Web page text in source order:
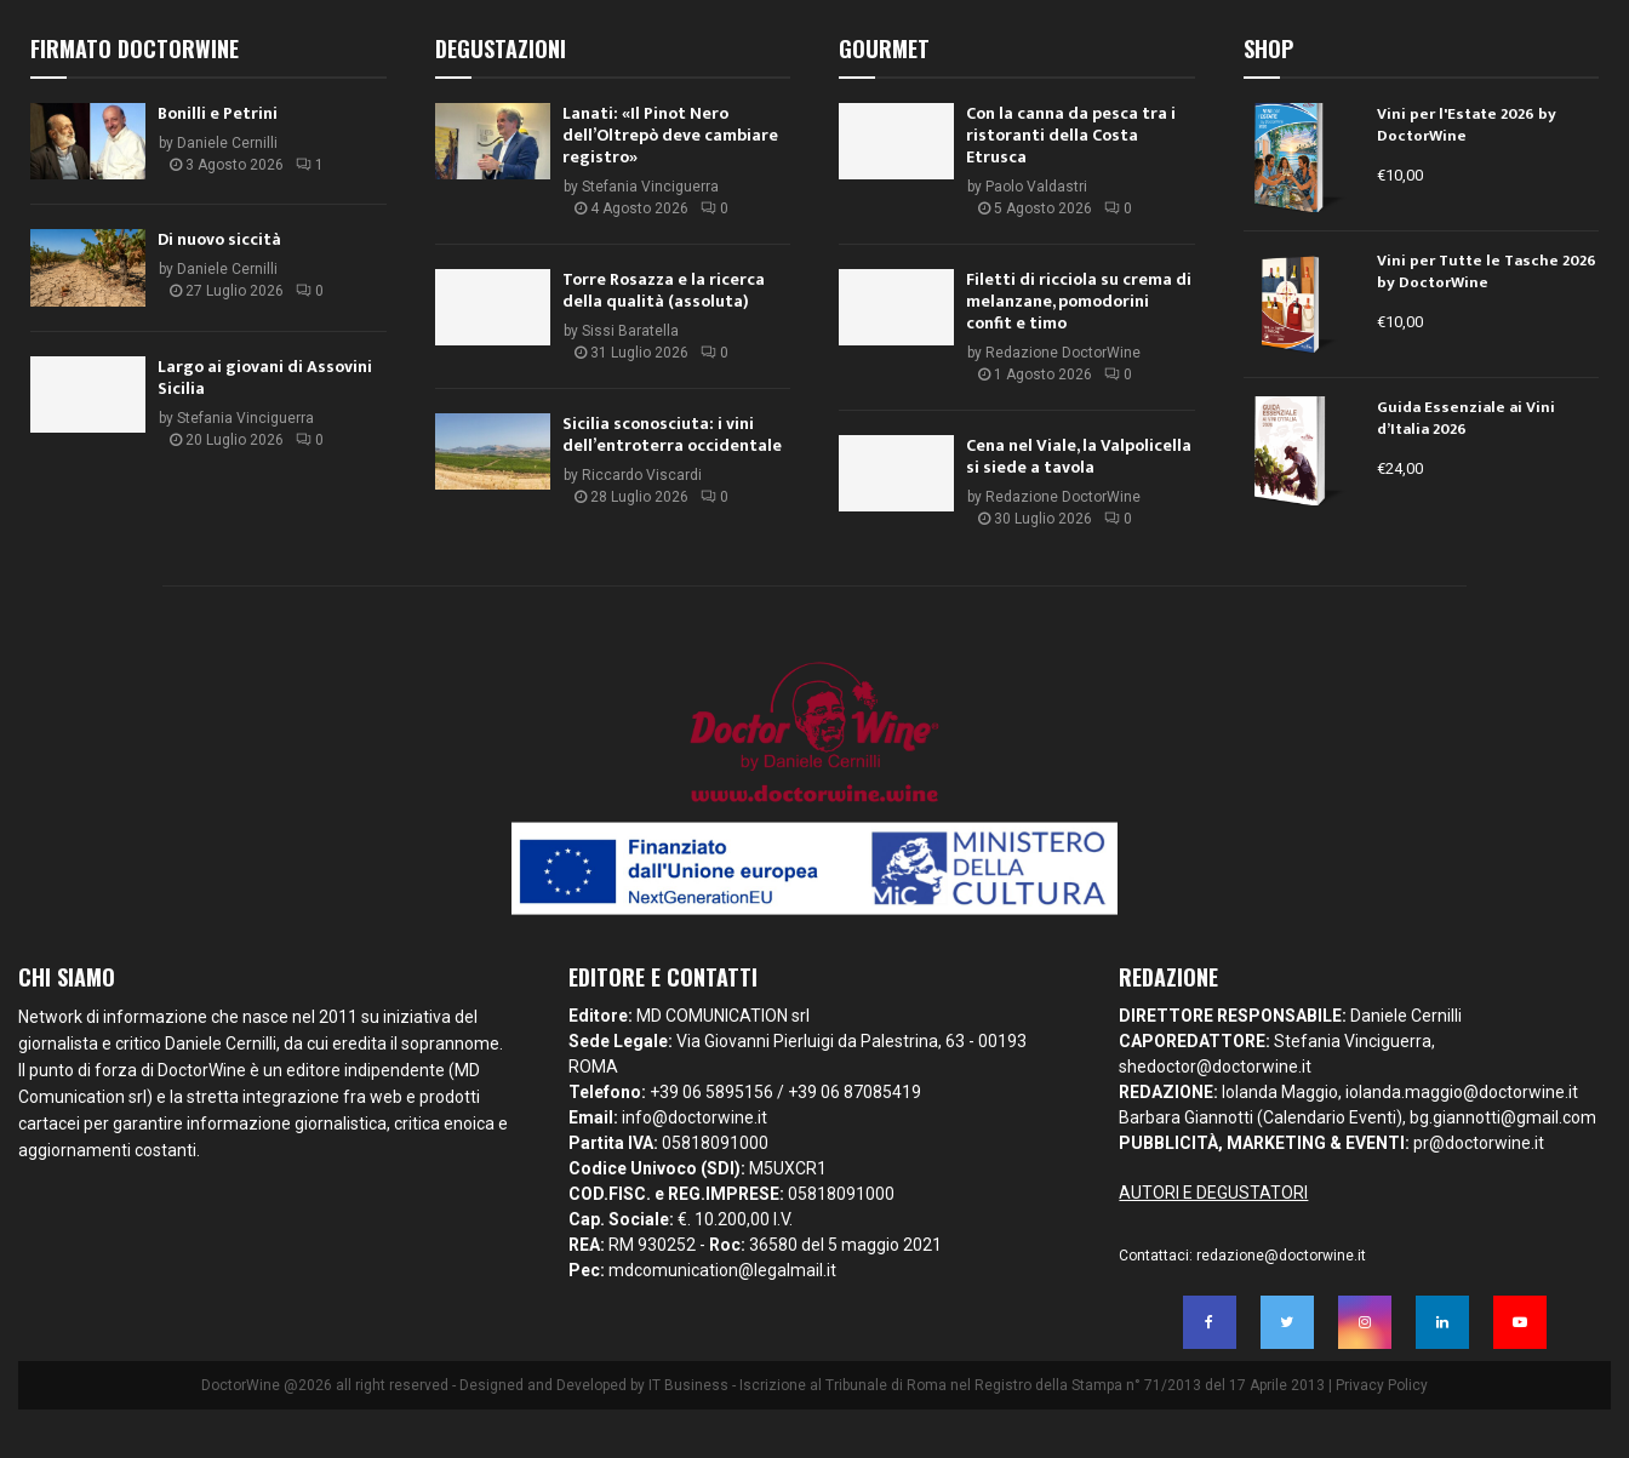
FIRMATO DOCTORWINE
Bonilli e Petrini
by Daniele Cernilli
3 Agosto 2026
1
Di nuovo siccità
by Daniele Cernilli
27 Luglio 2026
0
Largo ai giovani di Assovini
Sicilia
by Stefania Vinciguerra
20 Luglio 2026
0
DEGUSTAZIONI
Lanati: «Il Pinot Nero
dell’Oltrepò deve cambiare
registro»
by Stefania Vinciguerra
4 Agosto 2026
0
Torre Rosazza e la ricerca
della qualità (assoluta)
by Sissi Baratella
31 Luglio 2026
0
Sicilia sconosciuta: i vini
dell’entroterra occidentale
by Riccardo Viscardi
28 Luglio 2026
0
GOURMET
Con la canna da pesca tra i
ristoranti della Costa
Etrusca
by Paolo Valdastri
5 Agosto 2026
0
Filetti di ricciola su crema di
melanzane, pomodorini
confit e timo
by Redazione DoctorWine
1 Agosto 2026
0
Cena nel Viale, la Valpolicella
si siede a tavola
by Redazione DoctorWine
30 Luglio 2026
0
SHOP
Vini per l'Estate 2026 by
DoctorWine
€10,00
Vini per Tutte le Tasche 2026
by DoctorWine
€10,00
Guida Essenziale ai Vini
d’Italia 2026
€24,00
CHI SIAMO
Network di informazione che nasce nel 2011 su iniziativa del
giornalista e critico Daniele Cernilli, da cui eredita il soprannome.
Il punto di forza di DoctorWine è un editore indipendente (MD
Comunication srl) e la stretta integrazione fra web e prodotti
cartacei per garantire informazione giornalistica, critica enoica e
aggiornamenti costanti.
EDITORE E CONTATTI
Editore: MD COMUNICATION srl
Sede Legale: Via Giovanni Pierluigi da Palestrina, 63 - 00193
ROMA
Telefono: +39 06 5895156 / +39 06 87085419
Email: info@doctorwine.it
Partita IVA: 05818091000
Codice Univoco (SDI): M5UXCR1
COD.FISC. e REG.IMPRESE: 05818091000
Cap. Sociale: €. 10.200,00 I.V.
REA: RM 930252 - Roc: 36580 del 5 maggio 2021
Pec: mdcomunication@legalmail.it
REDAZIONE
DIRETTORE RESPONSABILE: Daniele Cernilli
CAPOREDATTORE: Stefania Vinciguerra,
shedoctor@doctorwine.it
REDAZIONE: Iolanda Maggio,iolanda.maggio@doctorwine.it
Barbara Giannotti (Calendario Eventi), bg.giannotti@gmail.com
PUBBLICITÀ, MARKETING & EVENTI: pr@doctorwine.it
AUTORI E DEGUSTATORI
Contattaci:redazione@doctorwine.it
DoctorWine @2026 all right reserved - Designed and Developed by IT Business - Iscrizione al Tribunale di Roma nel Registro della Stampa n° 71/2013 del 17 Aprile 2013 | Privacy Policy